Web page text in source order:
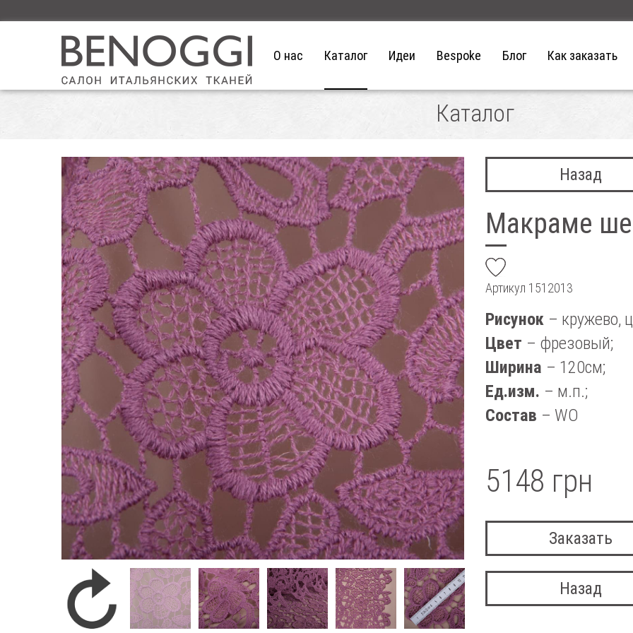
О нас Каталог Идеи Bespoke Блог Как заказать
Каталог
Назад
Макраме
Артикул 1512013
Рисунок – кружево,
Цвет – фрезовый;
Ширина – 120см;
Ед.изм. – м.п.;
Состав – WO
5148 грн
Заказать
Назад